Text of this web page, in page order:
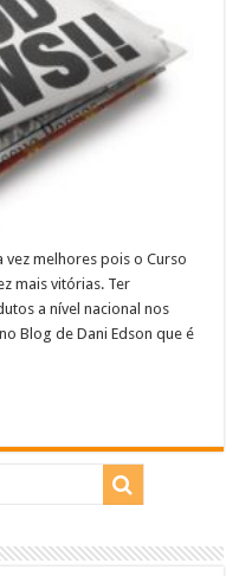
vez melhores pois o Curso
mais vitórias. Ter
a nível nacional nos
Blog de Dani Edson que é